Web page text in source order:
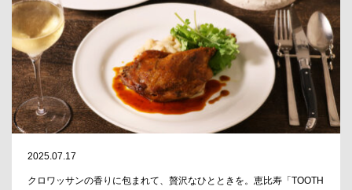
2025.07.17
クロワッサンの香りに包まれて、贅沢なひとときを。恵比寿「TOOTH